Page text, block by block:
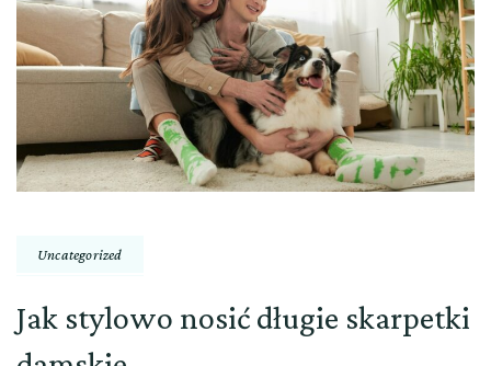
Uncategorized
Jak stylowo nosić długie skarpetki